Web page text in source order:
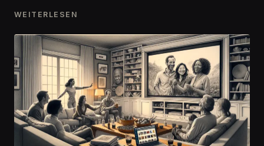
WEITERLESEN